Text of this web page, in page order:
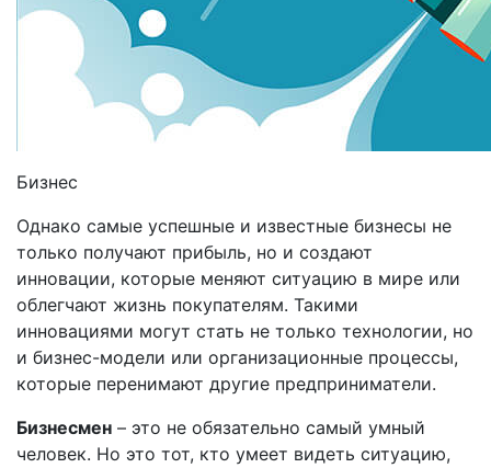
Бизнес
Однако самые успешные и известные бизнесы не
только получают прибыль, но и создают
инновации, которые меняют ситуацию в мире или
облегчают жизнь покупателям. Такими
инновациями могут стать не только технологии, но
и бизнес-модели или организационные процессы,
которые перенимают другие предприниматели.
Бизнесмен – это не обязательно самый умный
человек. Но это тот, кто умеет видеть ситуацию,